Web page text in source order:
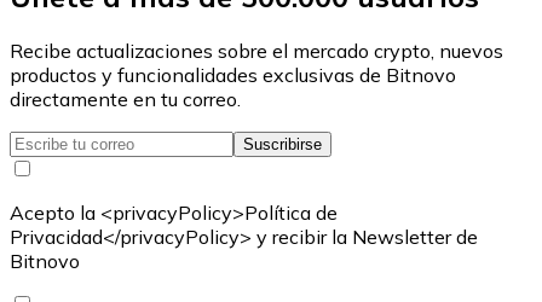
Recibe actualizaciones sobre el mercado crypto, nuevos
productos y funcionalidades exclusivas de Bitnovo
directamente en tu correo.
Suscribirse
Acepto la <privacyPolicy>Política de
Privacidad</privacyPolicy> y recibir la Newsletter de
Bitnovo